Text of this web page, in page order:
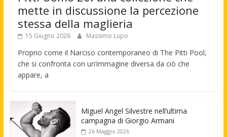
mette in discussione la percezione
stessa della maglieria
15 Giugno 2026 Massimo Lupo
Proprio come il Narciso contemporaneo di The Pitti Pool,
che si confronta con un’immagine diversa da ciò che
appare, a
Miguel Angel Silvestre nell’ultima
campagna di Giorgio Armani
26 Maggio 2026